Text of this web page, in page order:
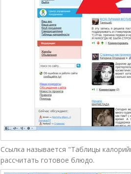
Ссылка называется "Таблицы
рассчитать готовое блюдо.